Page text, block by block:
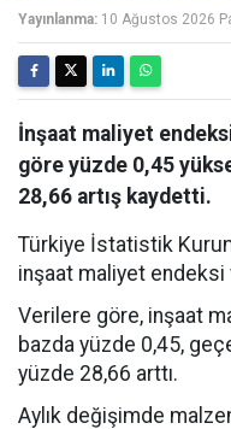
Yayınlanma: 10 Ağustos 2026
İnşaat maliyet
göre yüzde 0,45
28,66 artış kaydetti.
Türkiye İstatistik
inşaat maliyet endeksi
Verilere göre, inşaat
bazda yüzde 0,45,
yüzde 28,66 arttı.
Aylık değişimde